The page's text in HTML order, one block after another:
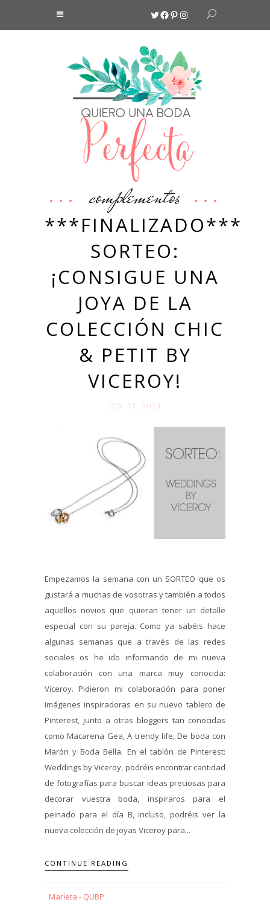
Twitter
Facebook
Pinterest
Instagram
complementos
***FINALIZADO***
SORTEO:
¡CONSIGUE UNA
JOYA DE LA
COLECCIÓN CHIC
& PETIT BY
VICEROY!
JUN 17. 2013
Empezamos la semana con un SORTEO que os
gustará a muchas de vosotras y también a todos
aquellos novios que quieran tener un detalle
especial con su pareja. Como ya sabéis hace
algunas semanas que a través de las redes
sociales os he ido informando de mi nueva
colaboración con una marca muy conocida:
Viceroy. Pidieron mi colaboración para poner
imágenes inspiradoras en su nuevo tablero de
Pinterest, junto a otras bloggers tan conocidas
como Macarena Gea, A trendy life, De boda con
Marón y Boda Bella. En el tablón de Pinterest:
Weddings by Viceroy, podréis encontrar cantidad
de fotografías para buscar ideas preciosas para
decorar vuestra boda, inspiraros para el
peinado para el día B, incluso, podréis ver la
nueva colección de joyas Viceroy para...
CONTINUE READING
Marieta - QUBP